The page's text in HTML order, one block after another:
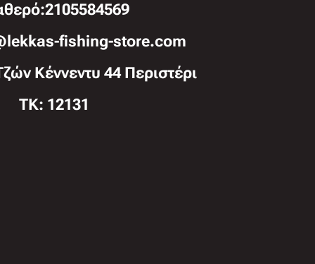
fishing-store.com
Κέννεντυ 44 Περιστέρι
TK: 12131